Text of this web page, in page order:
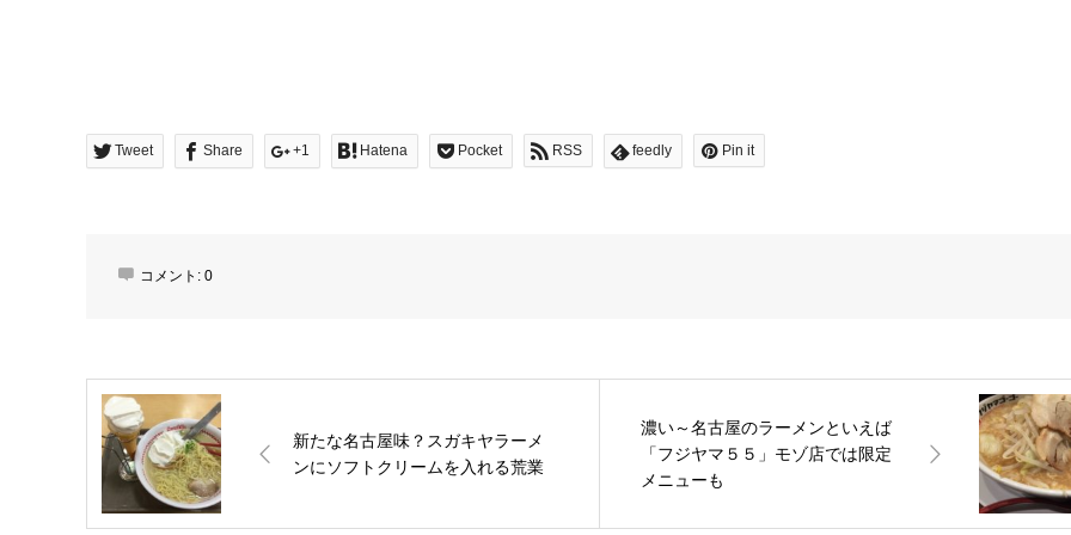
Tweet Share +1 Hatena Pocket RSS feedly Pin it
コメント: 0
新たな名古屋味？スガキヤラーメ
ンにソフトクリームを入れる荒業
濃い～名古屋のラーメンといえば
「フジヤマ５５」モゾ店では限定
メニューも